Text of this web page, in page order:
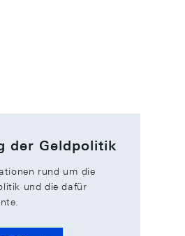
der Geldpolitik
rund um die
und die dafür